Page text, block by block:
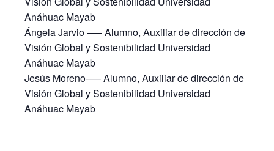
Anáhuac Mayab
Ángela Jarvio —– Alumno, Auxiliar de dirección de
Visión Global y Sostenibilidad Universidad
Anáhuac Mayab
Jesús Moreno—– Alumno, Auxiliar de dirección de
Visión Global y Sostenibilidad Universidad
Anáhuac Mayab